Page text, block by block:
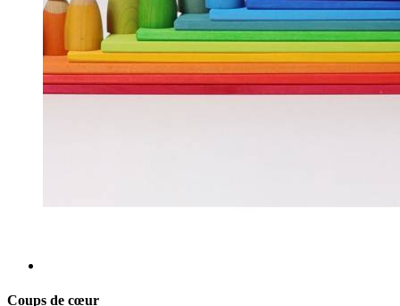
Coups de cœur